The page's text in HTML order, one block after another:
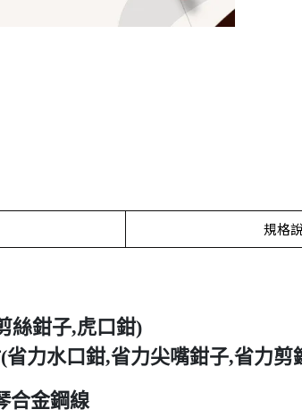
規格
絲鉗子,虎口鉗)
力水口鉗,省力尖嘴鉗子,省力
合金鋼線